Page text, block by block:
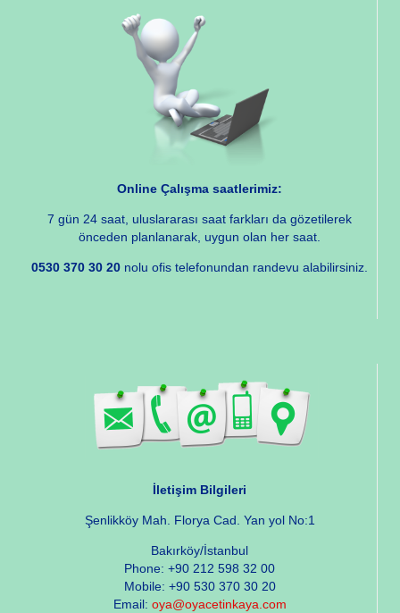
Online Çalışma saatlerimiz:
7 gün 24 saat, uluslararası saat farkları da gözetilerek
önceden planlanarak, uygun olan her saat.
0530 370 30 20 nolu ofis telefonundan randevu alabilirsiniz.
İletişim Bilgileri
Şenlikköy Mah. Florya Cad. Yan yol No:1
Bakırköy/İstanbul
Phone: +90 212 598 32 00
Mobile: +90 530 370 30 20
Email: oya@oyacetinkaya.com